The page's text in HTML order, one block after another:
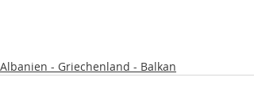
Albanien - Griechenland - Balkan